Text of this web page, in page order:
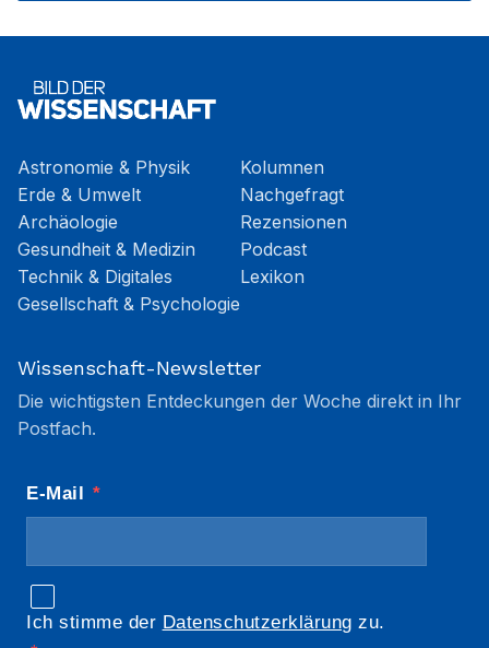
Astronomie & Physik
Erde & Umwelt
Archäologie
Gesundheit & Medizin
Technik & Digitales
Gesellschaft & Psychologie
Kolumnen
Nachgefragt
Rezensionen
Podcast
Lexikon
Wissenschaft-Newsletter
Die wichtigsten Entdeckungen der Woche direkt in Ihr
Postfach.